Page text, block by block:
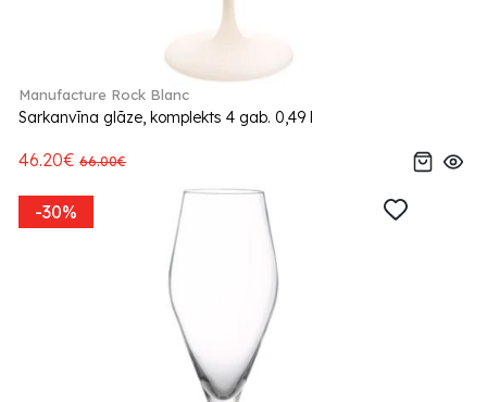
Manufacture Rock Blanc
Sarkanvīna glāze, komplekts 4 gab. 0,49 l
46.20€ 66.00€
-30%